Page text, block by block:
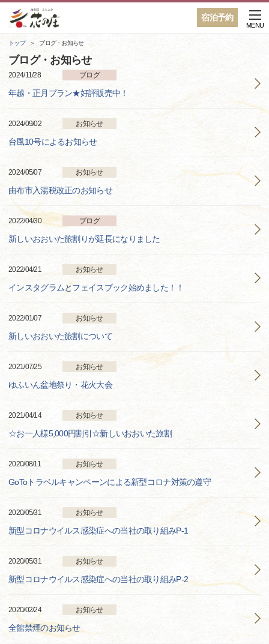
宿泊予約
MENU
トップ ブログ・お知らせ
ブログ・お知らせ
2024/11/28 ブログ
年越・正月プラン★好評販売中！
2024/09/02 お知らせ
台風10号によるお知らせ
2024/05/07 お知らせ
由布市入湯税改正のお知らせ
2022/04/30 ブログ
新しいおおいた旅割りが延長になりました
2022/04/21 お知らせ
インスタグラムとフェイスブック始めました！！
2022/01/07 お知らせ
新しいおおいた旅割について
2021/07/25 お知らせ
ゆふいん盆地祭り・花火大会
2021/04/14 お知らせ
☆お一人様5,000円割引☆新しいおおいた旅割
2020/08/11 お知らせ
GoToトラベルキャンペーンによる新型コロナ対策の遵守
2020/05/31 お知らせ
新型コロナウイルス感染症への当社の取り組みP-1
2020/05/31 お知らせ
新型コロナウイルス感染症への当社の取り組みP-2
2020/02/24 お知らせ
全館禁煙のお知らせ